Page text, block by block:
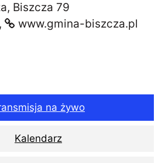
Biszcza 79
www.gmina-biszcza.pl
na żywo
Kalendarz